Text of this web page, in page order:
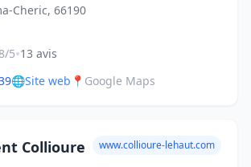
Cheric, 66190
5•13 avis
🌐Site web 📍 Google Maps
Collioure
www.collioure-lehaut.com